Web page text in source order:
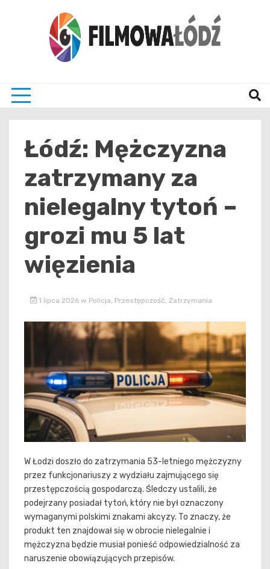
Łódź: Mężczyzna
zatrzymany za
nielegalny tytoń –
grozi mu 5 lat
więzienia
1 lipca 2026 w Policja Przestępczość Zatrzymania
W Łodzi doszło do zatrzymania 53-letniego mężczyzny
przez funkcjonariuszy z wydziału zajmującego się
przestępczością gospodarczą. Śledczy ustalili, że
podejrzany posiadał tytoń, który nie był oznaczony
wymaganymi polskimi znakami akcyzy. To znaczy, że
produkt ten znajdował się w obrocie nielegalnie i
mężczyzna będzie musiał ponieść odpowiedzialność za
naruszenie obowiązujących przepisów.